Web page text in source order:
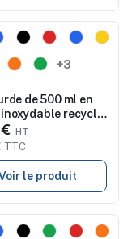
+3
de 500 ml en
recyclé
Zeno
TTC
le produit